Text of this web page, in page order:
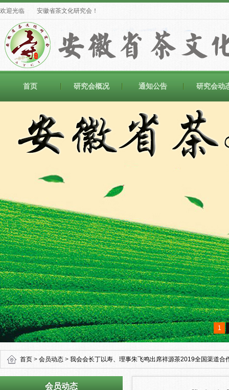
欢迎光临 安徽省茶文化研究会！
首页 研究会概况 通知公告 研究会动
1
首页 > 会员动态 > 我会会长丁以寿、理事朱飞鸣出席祥源茶2019全国渠道合
会员动态